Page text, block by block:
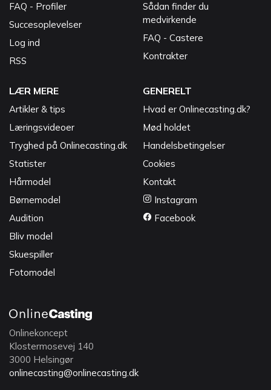
FAQ - Profiler
Succesoplevelser
Log ind
RSS
Sådan finder du
medvirkende
FAQ - Castere
Kontrakter
LÆR MERE
Artikler & tips
Læringsvideoer
Tryghed på Onlinecasting.dk
Statister
Hårmodel
Børnemodel
Audition
Bliv model
Skuespiller
Fotomodel
GENERELT
Hvad er Onlinecasting.dk?
Mød holdet
Handelsbetingelser
Cookies
Kontakt
Instagram
Facebook
Onlinekoncept
Klostermosevej 140
3000 Helsingør
onlinecasting@onlinecasting.dk